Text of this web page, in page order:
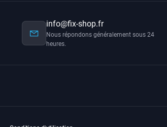
info@fix-shop.fr
Nous répondons généralement sous 24
heures.